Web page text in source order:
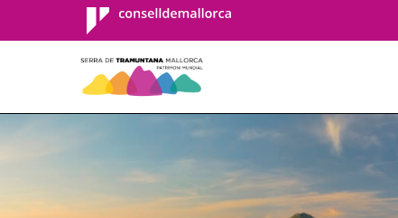
Consell de
Mallorca